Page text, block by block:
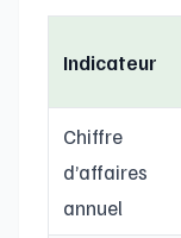
Indicateur
Chiffre
d’affaires
annuel